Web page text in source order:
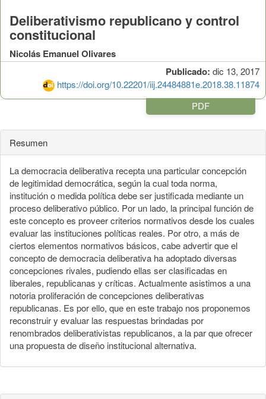
Publicado: dic 13, 2017
https://doi.org/10.22201/iij.24484881e.2018.38.11874
Deliberativismo republicano y control
constitucional
Nicolás Emanuel Olivares
PDF
Resumen
La democracia deliberativa recepta una particular concepción
de legitimidad democrática, según la cual toda norma,
institución o medida política debe ser justificada mediante un
proceso deliberativo público. Por un lado, la principal función de
este concepto es proveer criterios normativos desde los cuales
evaluar las instituciones políticas reales. Por otro, a más de
ciertos elementos normativos básicos, cabe advertir que el
concepto de democracia deliberativa ha adoptado diversas
concepciones rivales, pudiendo ellas ser clasificadas en
liberales, republicanas y críticas. Actualmente asistimos a una
notoria proliferación de concepciones deliberativas
republicanas. Es por ello, que en este trabajo nos proponemos
reconstruir y evaluar las respuestas brindadas por
renombrados deliberativistas republicanos, a la par que ofrecer
una propuesta de diseño institucional alternativa.